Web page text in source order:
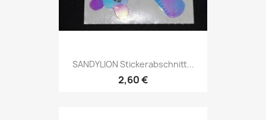
SANDYLION Stickerabschnitt...
2,60 €